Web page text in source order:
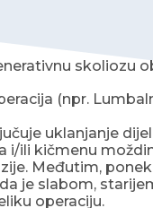
skoliozu
(npr.
uklanjanje
i/ili kičmenu
Međutim,
je slabom,
operaciju.